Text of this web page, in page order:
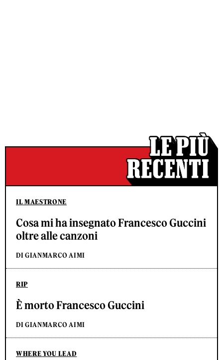
IL MAESTRONE
Cosa mi ha insegnato Francesco Guccini
oltre alle canzoni
DI GIANMARCO AIMI
RIP
È morto Francesco Guccini
DI GIANMARCO AIMI
WHERE YOU LEAD